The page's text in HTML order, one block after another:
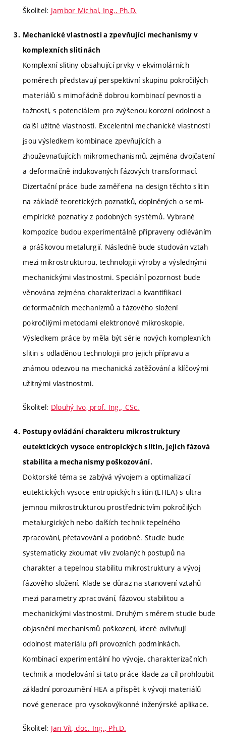
Školitel: Jambor Michal, Ing., Ph.D.
Mechanické vlastnosti a zpevňující mechanismy v
komplexních slitinách
Komplexní slitiny obsahující prvky v ekvimolárních
poměrech představují perspektivní skupinu pokročilých
materiálů s mimořádně dobrou kombinací pevnosti a
tažnosti, s potenciálem pro zvýšenou korozní odolnost a
další užitné vlastnosti. Excelentní mechanické vlastnosti
jsou výsledkem kombinace zpevňujících a
zhouževnaťujících mikromechanismů, zejména dvojčatení
a deformačně indukovaných fázových transformací.
Dizertační práce bude zaměřena na design těchto slitin
na základě teoretických poznatků, doplněných o semi-
empirické poznatky z podobných systémů. Vybrané
kompozice budou experimentálně připraveny odléváním
a práškovou metalurgií. Následně bude studován vztah
mezi mikrostrukturou, technologii výroby a výslednými
mechanickými vlastnostmi. Speciální pozornost bude
věnována zejména charakterizaci a kvantifikaci
deformačních mechanizmů a fázového složení
pokročilými metodami elektronové mikroskopie.
Výsledkem práce by měla být série nových komplexních
slitin s odladěnou technologii pro jejich přípravu a
známou odezvou na mechanická zatěžování a klíčovými
užitnými vlastnostmi.
Školitel: Dlouhý Ivo, prof. Ing., CSc.
Postupy ovládání charakteru mikrostruktury
eutektických vysoce entropických slitin, jejich fázová
stabilita a mechanismy poškozování.
Doktorské téma se zabývá vývojem a optimalizací
eutektických vysoce entropických slitin (EHEA) s ultra
jemnou mikrostrukturou prostřednictvím pokročilých
metalurgických nebo dalších technik tepelného
zpracování, přetavování a podobně. Studie bude
systematicky zkoumat vliv zvolaných postupů na
charakter a tepelnou stabilitu mikrostruktury a vývoj
fázového složení. Klade se důraz na stanovení vztahů
mezi parametry zpracování, fázovou stabilitou a
mechanickými vlastnostmi. Druhým směrem studie bude
objasnění mechanismů poškození, které ovlivňují
odolnost materiálu při provozních podmínkách.
Kombinací experimentální ho vývoje, charakterizačních
technik a modelování si tato práce klade za cíl prohloubit
základní porozumění HEA a přispět k vývoji materiálů
nové generace pro vysokovýkonné inženýrské aplikace.
Školitel: Jan Vít, doc. Ing., Ph.D.